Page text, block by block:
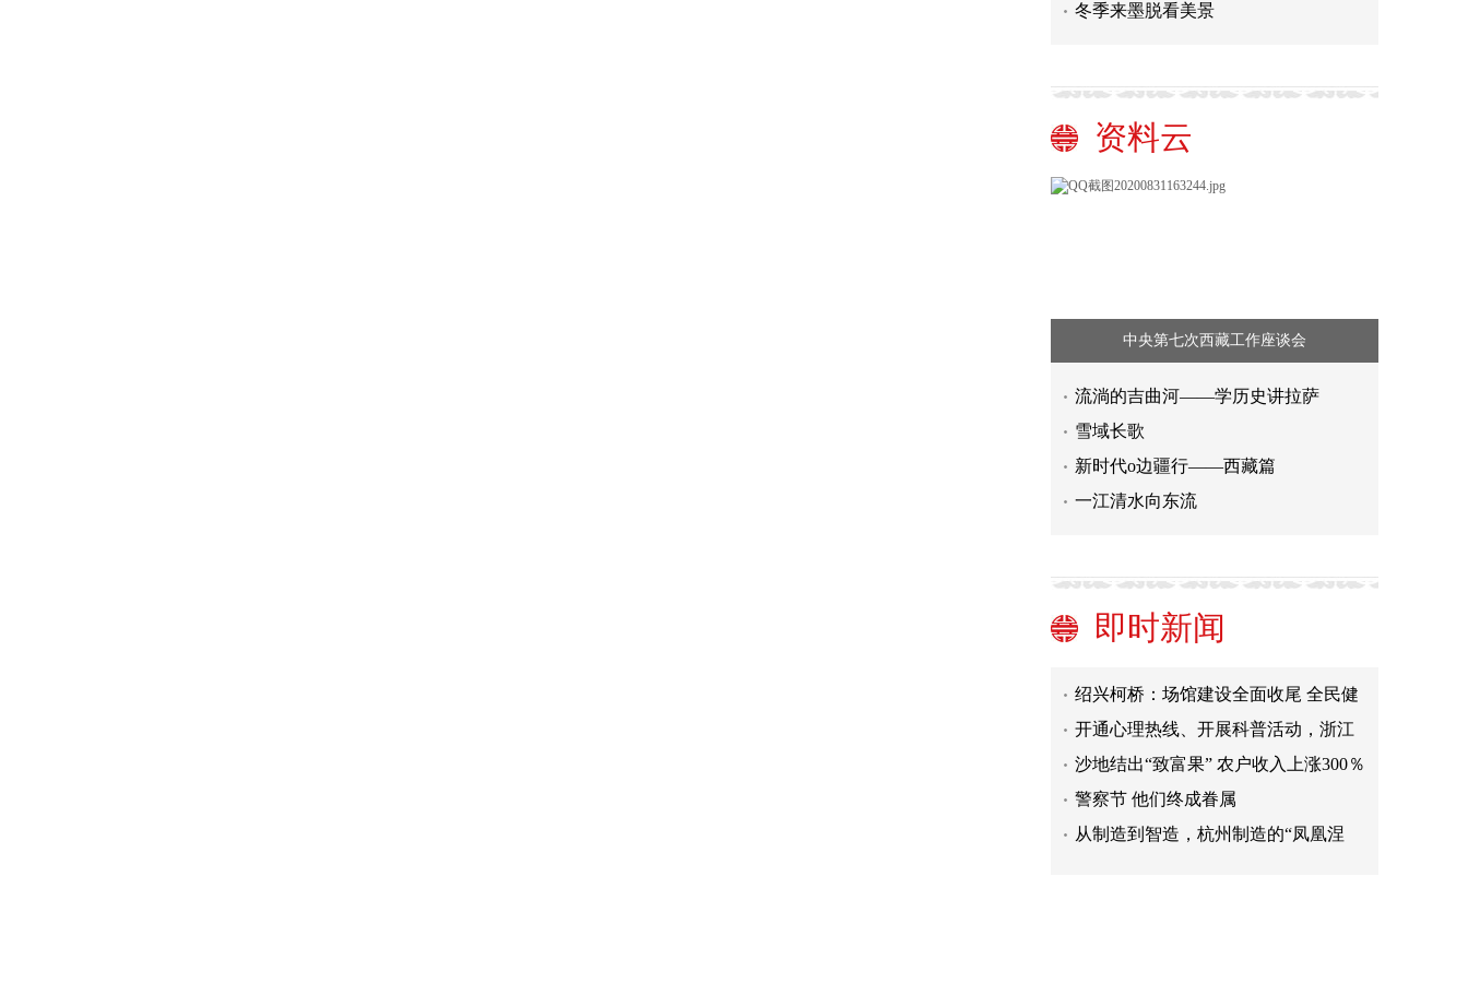
冬季来墨脱看美景
资料云
中央第七次西藏工作座谈会
流淌的吉曲河——学历史讲拉萨
雪域长歌
新时代o边疆行——西藏篇
一江清水向东流
即时新闻
上海静安区“撤二建一”六年总结出
炉：区域经济社会发展迈上了新台阶
10个关键数字 看安徽合肥未来五年
丽水公众气象服务满意度连续六年位